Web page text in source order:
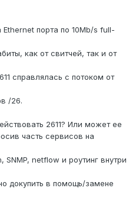
порта по 10Mb/s full-
как от свитчей, так и от
справлялась с потоком от
/26.
2611? Или может ее
часть сервисов на
SNMP, netflow и роутинг внутри
докупить в помощь/замене